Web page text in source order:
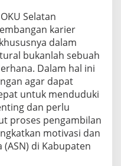
Selatan
karier
dalam
bukanlah sebuah
Dalam hal ini
agar dapat
untuk menduduki
dan perlu
proses pengambilan
motivasi dan
di Kabupaten